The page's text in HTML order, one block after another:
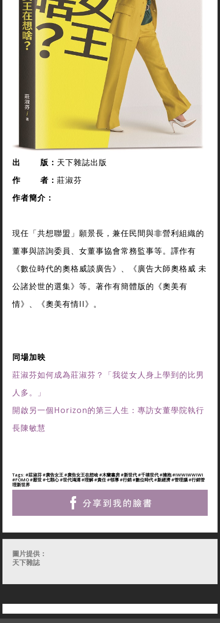
出 版： 天下雜誌出版
作
者 ： 莊淑芬
作者簡介 ：
現任「共想聯盟」願景長，兼任民間與非營利組織的
董事與諮詢委員、女董事協會常務監事等。譯作有
《數位時代的奧格威談廣告》、《廣告大師奧格威 未
公諸於世的選集》等。著作有簡體版的《奧美有
情》、《奧美有情II》。
同場加映
莊淑芬如何成為莊淑芬？「我從女人身上學到的比男
人多。」
開啟另一個Horizon的第三人生：專訪女董學院執行
長陳敏慧
Tags: #莊淑芬#廣告女王#廣告女王在想啥#木蘭書房#新世代#千禧世代#擁抱#IWWIWWIWI
#FOMO#厭世#七顆心#世代鴻溝#理解#責任#領導#行銷#數位時代#新經濟#管理腦#行銷管
理新世界
圖片提供：
天下雜誌